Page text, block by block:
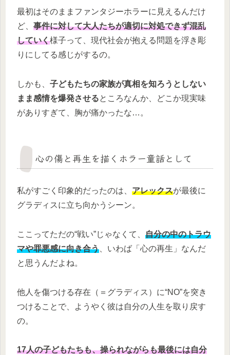
最初はそのままファンタジーホラーに見えるんだけ
ど、 事件に対して大人たちが適切に対処できず混乱
していく様子って、現代社会が抱える問題を浮き彫
りにしてる感じがするの。
しかも、 子どもたちの家族が真相を知ろうとしない
まま感情を爆発させるところなんか、どこか現実味
がありすぎて、胸が痛かったな…。
心の傷と再生を描くホラー童話として
私がすごく印象的だったのは、 アレックスが最後に
グラディスに立ち向かうシーン。
ここってただの“戦い”じゃなくて、 自分の中のトラウ
マや罪悪感に向き合う 、いわば「心の再生」なんだ
と思うんだよね。
他人を傷つける存在（＝グラディス）に“NO”を突き
つけることで、ようやく彼は自分の人生を取り戻す
の。
17人の子どもたちも、操られながらも最後には自分